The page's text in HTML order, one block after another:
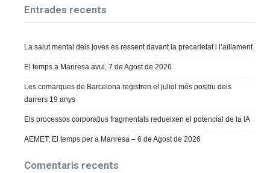
Entrades recents
La salut mental dels joves es ressent davant la precarietat i l’aïllament
El temps a Manresa avui, 7 de Agost de 2026
Les comarques de Barcelona registren el juliol més positiu dels
darrers 19 anys
Els processos corporatius fragmentats redueixen el potencial de la IA
AEMET: El temps per a Manresa – 6 de Agost de 2026
Comentaris recents